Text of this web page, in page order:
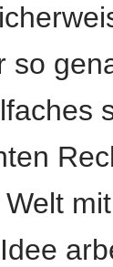
so